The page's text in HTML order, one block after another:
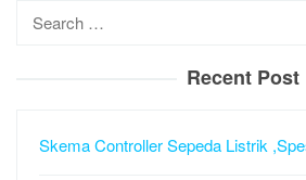
Search
Recent Post
Skema Controller Sepeda Listrik